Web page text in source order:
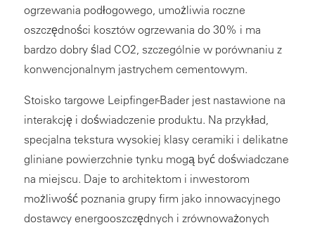
ogrzewania podłogowego, umożliwia roczne
oszczędności kosztów ogrzewania do 30% i ma
bardzo dobry ślad CO2, szczególnie w porównaniu z
konwencjonalnym jastrychem cementowym.
Stoisko targowe Leipfinger-Bader jest nastawione na
interakcję i doświadczenie produktu. Na przykład,
specjalna tekstura wysokiej klasy ceramiki i delikatne
gliniane powierzchnie tynku mogą być doświadczane
na miejscu. Daje to architektom i inwestorom
możliwość poznania grupy firm jako innowacyjnego
dostawcy energooszczędnych i zrównoważonych